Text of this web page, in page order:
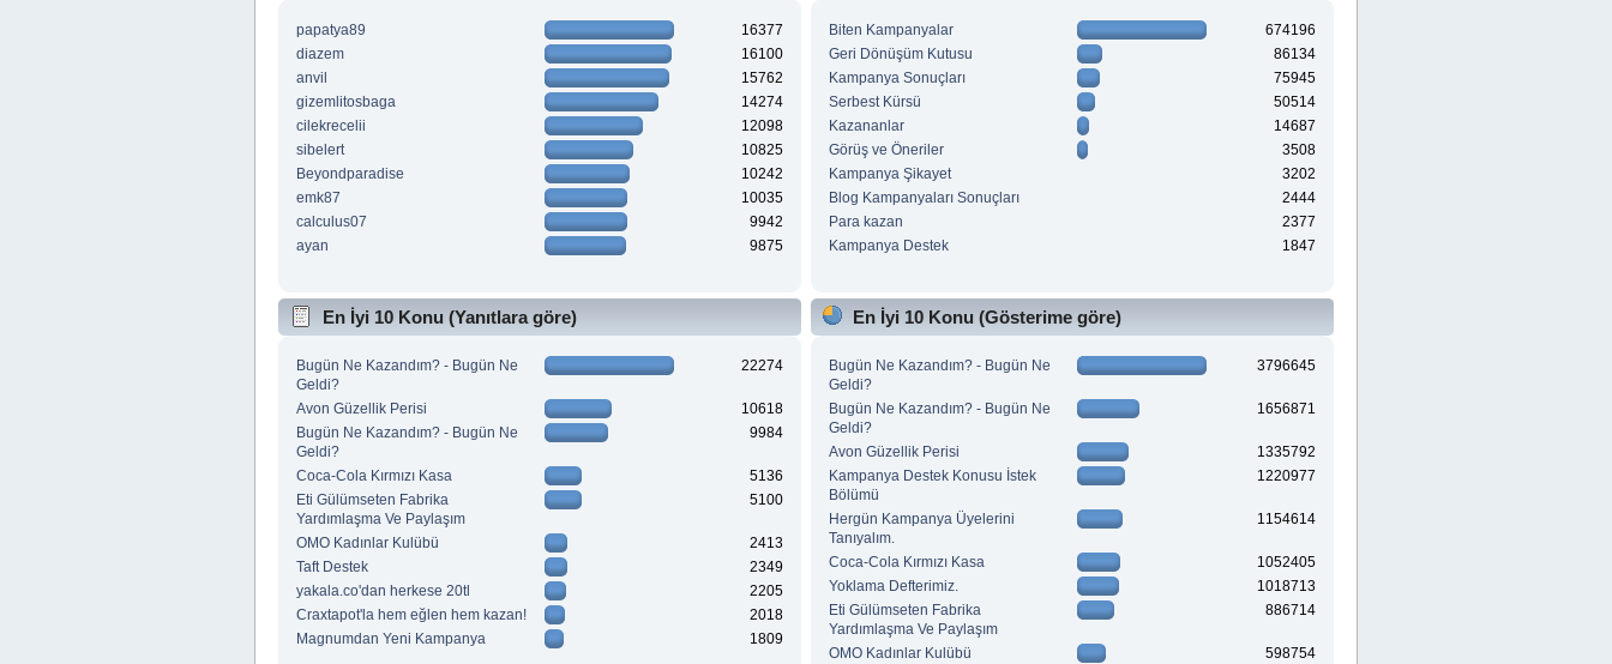
papatya89
16377
diazem
16100
anvil
15762
gizemlitosbaga
14274
cilekrecelii
12098
sibelert
10825
Beyondparadise
10242
emk87
10035
calculus07
9942
ayan
9875
Biten Kampanyalar
674196
Geri Dönüşüm Kutusu
86134
Kampanya Sonuçları
75945
Serbest Kürsü
50514
Kazananlar
14687
Görüş ve Öneriler
3508
Kampanya Şikayet
3202
Blog Kampanyaları Sonuçları
2444
Para kazan
2377
Kampanya Destek
1847
En İyi 10 Konu (Yanıtlara göre)
Bugün Ne Kazandım? - Bugün Ne
Geldi?
22274
Avon Güzellik Perisi
10618
Bugün Ne Kazandım? - Bugün Ne
Geldi?
9984
Coca-Cola Kırmızı Kasa
5136
Eti Gülümseten Fabrika
Yardımlaşma Ve Paylaşım
5100
OMO Kadınlar Kulübü
2413
Taft Destek
2349
yakala.co'dan herkese 20tl
2205
Craxtapot'la hem eğlen hem kazan!
2018
Magnumdan Yeni Kampanya
1809
En İyi 10 Konu (Gösterime göre)
Bugün Ne Kazandım? - Bugün Ne
Geldi?
3796645
Bugün Ne Kazandım? - Bugün Ne
Geldi?
1656871
Avon Güzellik Perisi
1335792
Kampanya Destek Konusu İstek
Bölümü
1220977
Hergün Kampanya Üyelerini
Tanıyalım.
1154614
Coca-Cola Kırmızı Kasa
1052405
Yoklama Defterimiz.
1018713
Eti Gülümseten Fabrika
Yardımlaşma Ve Paylaşım
886714
OMO Kadınlar Kulübü
598754